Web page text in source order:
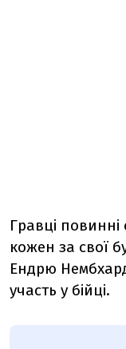
Гравці
кожен за свої
Ендрю
участь у бійці.